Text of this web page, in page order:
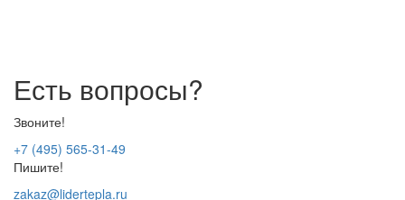
Есть вопросы?
Звоните!
+7 (495) 565-31-49
Пишите!
zakaz@lidertepla.ru